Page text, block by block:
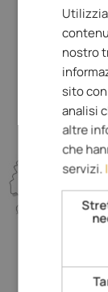
nostro
sito
analisi
altre
che
servizi.